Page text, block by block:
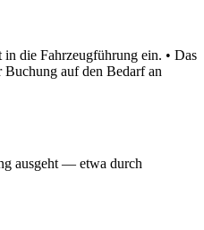
die Fahrzeugführung ein. • Das
Buchung auf den Bedarf an
ausgeht — etwa durch